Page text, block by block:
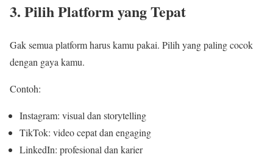
3. Pilih Platform yang Tepat
Gak semua platform harus kamu pakai. Pilih yang paling cocok
dengan gaya kamu.
Contoh:
Instagram: visual dan storytelling
TikTok: video cepat dan engaging
LinkedIn: profesional dan karier